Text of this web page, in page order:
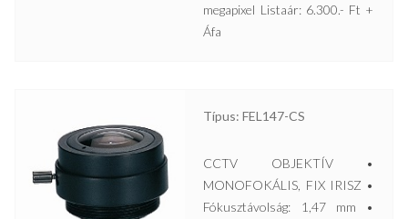
megapixel Listaár: 6.300.- Ft +
Áfa
Típus: FEL147-CS
CCTV OBJEKTÍV •
MONOFOKÁLIS, FIX IRISZ •
Fókusztávolság: 1,47 mm •